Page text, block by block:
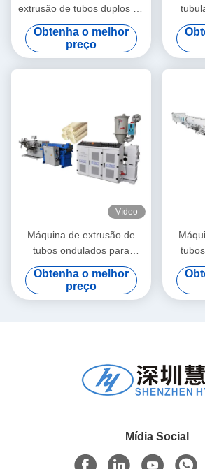
extrusão de tubos duplos de
alta velocidade 16 - 32 MM
extrusora de parafuso único
SJ90/33
Obtenha o melhor
preço
Vídeo
Máquina de extrusão de
tubos ondulados para
materiais granulados de PE
e PVC
Obtenha o melhor
preço
Mídia Social